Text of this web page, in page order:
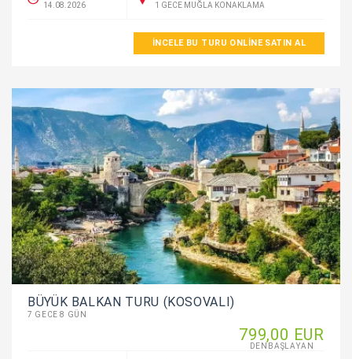
14.08.2026
1 GECE MUĞLA KONAKLAMA
İNCELE BU TURU ONLINE SATIN AL
BÜYÜK BALKAN TURU (KOSOVALI)
7 GECE 8 GÜN
799,00 EUR
DENBAŞLAYAN